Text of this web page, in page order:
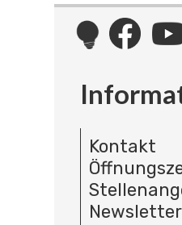
Kontakt
Newsletter